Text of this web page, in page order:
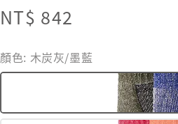
Regular
NT$ 842
顏色: 木炭灰/墨藍